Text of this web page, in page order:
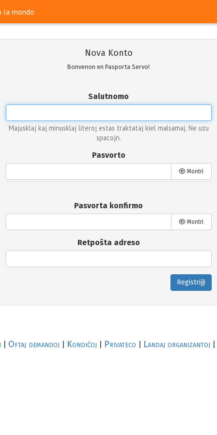
la mondo
Nova Konto
Bonvenon en Pasporta Servo!
Salutnomo
Majusklaj kaj minusklaj literoj estas traktataj kiel malsamaj. Ne uzu
spacojn.
Pasvorto
Montri
Pasvorta konfirmo
Montri
Retpoŝta adreso
Registriĝi
Oftaj demandoj Kondiĉoj Privateco Landaj organizantoj